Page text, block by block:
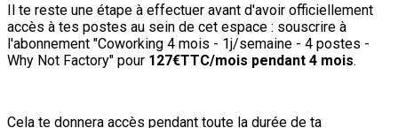
Il te reste une étape à effectuer avant d'avoir officiellement
accès à tes postes au sein de cet espace : souscrire à
l'abonnement "Coworking 4 mois - 1j/semaine - 4 postes -
Why Not Factory" pour 127€TTC/mois pendant 4 mois.
Cela te donnera accès pendant toute la durée de ta